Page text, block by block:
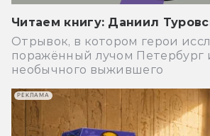
Читаем книгу: Даниил
Отрывок, в котором герои
поражённый лучом Петербург
необычного выжившего
РЕКЛАМА